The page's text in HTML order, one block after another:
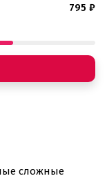
795 ₽